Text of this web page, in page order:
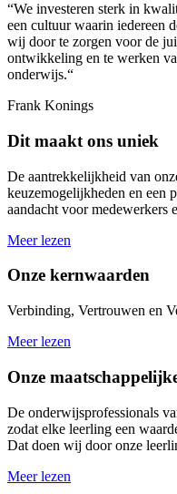
“We investeren sterk in
een cultuur waarin iedereen
wij door te zorgen voor de
ontwikkeling en te werken
onderwijs.“
Frank Konings
Dit maakt ons uniek
De aantrekkelijkheid van
keuzemogelijkheden en een
aandacht voor medewerkers
Meer lezen
Onze kernwaarden
Verbinding, Vertrouwen en
Meer lezen
Onze
De onderwijsprofessionals
zodat elke leerling een
Dat doen wij door onze
Meer lezen